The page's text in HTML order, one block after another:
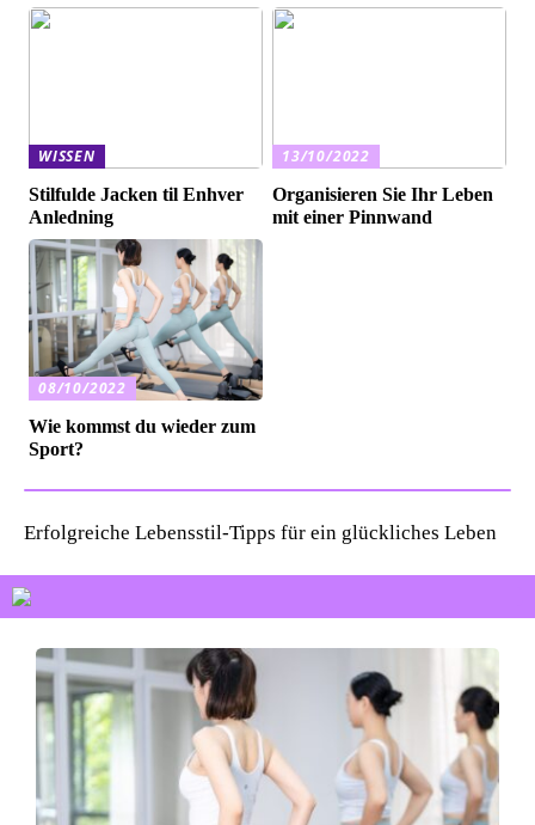
WISSEN
Stilfulde Jacken til Enhver
Anledning
13/10/2022
Organisieren Sie Ihr Leben
mit einer Pinnwand
08/10/2022
Wie kommst du wieder zum
Sport?
Erfolgreiche Lebensstil-Tipps für ein glückliches Leben